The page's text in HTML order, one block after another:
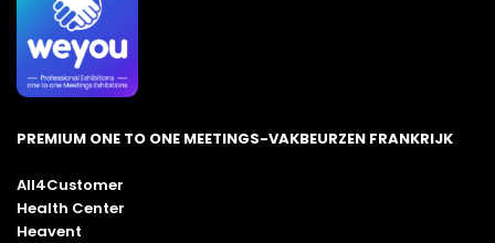
PREMIUM ONE TO ONE MEETINGS-VAKBEURZEN FRANKRIJK
All4Customer
Health Center
Heavent